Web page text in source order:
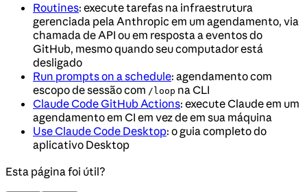
Routines: execute tarefas na infraestrutura
gerenciada pela Anthropic em um agendamento, via
chamada de API ou em resposta a eventos do
GitHub, mesmo quando seu computador está
desligado
Run prompts on a schedule: agendamento com
escopo de sessão com /loop na CLI
Claude Code GitHub Actions: execute Claude em um
agendamento em CI em vez de em sua máquina
Use Claude Code Desktop: o guia completo do
aplicativo Desktop
Esta página foi útil?